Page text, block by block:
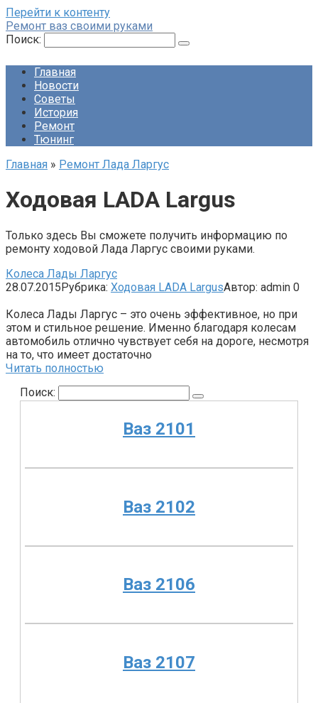
Перейти к контенту
Ремонт ваз своими руками
Поиск:
Главная
Новости
Советы
История
Ремонт
Тюнинг
Главная » Ремонт Лада Ларгус
Ходовая LADA Largus
Только здесь Вы сможете получить информацию по
ремонту ходовой Лада Ларгус своими руками.
Колеса Лады Ларгус
28.07.2015Рубрика: Ходовая LADA LargusАвтор: admin 0
Колеса Лады Ларгус – это очень эффективное, но при
этом и стильное решение. Именно благодаря колесам
автомобиль отлично чувствует себя на дороге, несмотря
на то, что имеет достаточно
Читать полностью
Поиск:
Ваз 2101
Ваз 2102
Ваз 2106
Ваз 2107